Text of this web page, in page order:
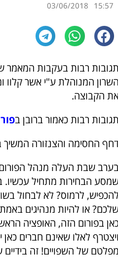
15:57
03/06/2018
תגובות רבות בעקבות המאמר
השרון המנוהלת ע"י אשר קלוו
הקבוצה.
תגובות רבות כאמור ברובן ב
החסימה והצנזורה
שבת העלה מנהל הפורום
הבחירות מתחיל עכשיו.
להכפיש, לרמוס? לא לבחול
או להיות מנהיגים
בפורום הזה, האופציה
ויצטרף לאלו שאינם חברים
מפלטם של השפויים! זה